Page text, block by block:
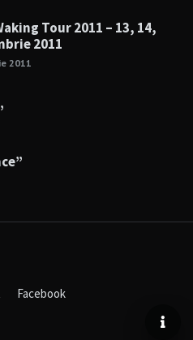
Tour 2011 – 13, 14,
2011
2011
Facebook